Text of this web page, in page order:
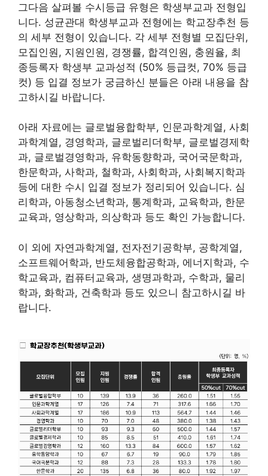
그다음 살펴볼 수시등급 유형은 학생부교과 전형입
니다. 성균관대 학생부교과 전형에는 학교장추천 등
의 세부 전형이 있습니다. 각 세부 전형별 모집단위,
모집인원, 지원인원, 경쟁률, 합격인원, 충원율, 최
종등록자 학생부 교과성적 (50% 등급컷, 70% 등급
컷) 등 입결 정보가 궁금하신 분들은 아래 내용을 참
고하시길 바랍니다.
아래 자료에는 글로벌융합학부, 인문과학계열, 사회
과학계열, 경영학과, 글로벌리더학부, 글로벌경제학
과, 글로벌경영학과, 유학동향학과, 국어국문학과,
한문학과, 사학과, 철학과, 사회학과, 사회복지학과
등에 대한 수시 입결 정보가 정리되어 있습니다. 심
리학과, 아동청소년학과, 통계학과, 교육학과, 한문
교육과, 영상학과, 의상학과 등도 확인 가능합니다.
이 외에 자연과학계열, 전자전기공학부, 공학계열,
소프트웨어학과, 반도체융합공학과, 에너지학과, 수
학교육과, 컴퓨터교육과, 생명과학과, 수학과, 물리
학과, 화학과, 건축학과 등도 있으니 참고하시길 바
랍니다.